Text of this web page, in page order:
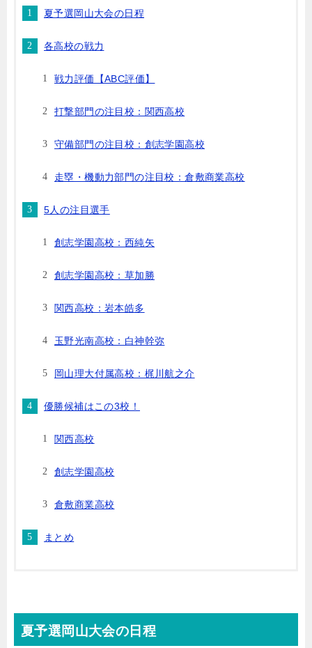
夏予選岡山大会の日程
各高校の戦力
戦力評価【ABC評価】
打撃部門の注目校：関西高校
守備部門の注目校：創志学園高校
走塁・機動力部門の注目校：倉敷商業高校
5人の注目選手
創志学園高校：西純矢
創志学園高校：草加勝
関西高校：岩本皓多
玉野光南高校：白神幹弥
岡山理大付属高校：梶川航之介
優勝候補はこの3校！
関西高校
創志学園高校
倉敷商業高校
まとめ
夏予選岡山大会の日程